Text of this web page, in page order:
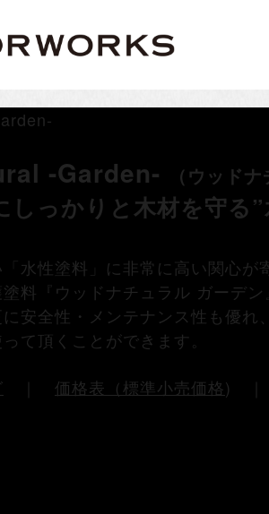
-Garden- （ウッド
しっかりと木材を守る
「水性塗料」に非常に高い関心
料『ウッドナチュラル ガーデ
安全性・メンテナンス性も優
て頂くことができます。
価格表（標準小売価格)